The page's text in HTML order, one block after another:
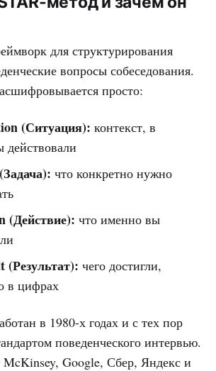
для структурирования
вопросы собеседования.
просто:
(Ситуация): контекст, в
действовали
что конкретно нужно
что именно вы
чего достигли,
в цифрах
в 1980-х годах и с тех пор
поведенческого интервью.
McKinsey, Google, Сбер, Яндекс и